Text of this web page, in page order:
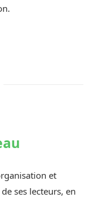
et
ses lecteurs, en